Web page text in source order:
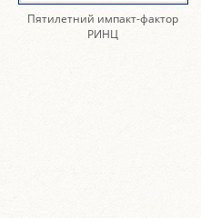
Пятилетний импакт-фактор
РИНЦ